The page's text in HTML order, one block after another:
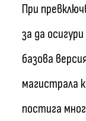
При
за да
базова
магистрала
постига